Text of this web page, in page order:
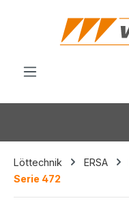
springen
Löttechnik ERSA
Serie 472